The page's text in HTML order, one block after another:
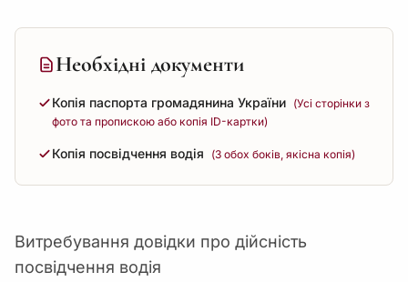
Необхідні документи
Копія паспорта громадянина України (Усі сторінки з
фото та пропискою або копія ID-картки)
Копія посвідчення водія (З обох боків, якісна копія)
Витребування довідки про дійсність
посвідчення водія